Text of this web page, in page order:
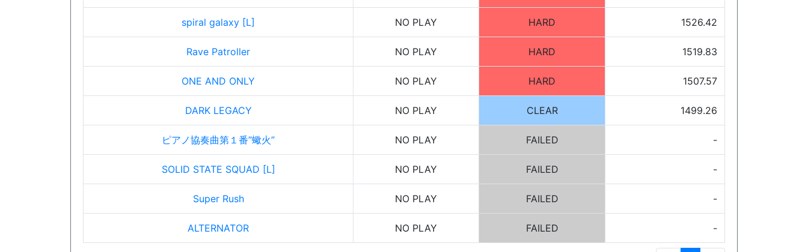
spiral galaxy [L] NO PLAY HARD 1526.42
Rave Patroller NO PLAY HARD 1519.83
ONE AND ONLY NO PLAY HARD 1507.57
DARK LEGACY NO PLAY CLEAR 1499.26
ピアノ協奏曲第１番”蠍火” NO PLAY FAILED -
SOLID STATE SQUAD [L] NO PLAY FAILED -
Super Rush NO PLAY FAILED -
ALTERNATOR NO PLAY FAILED -